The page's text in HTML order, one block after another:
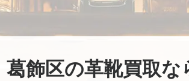
葛飾区の革靴買取